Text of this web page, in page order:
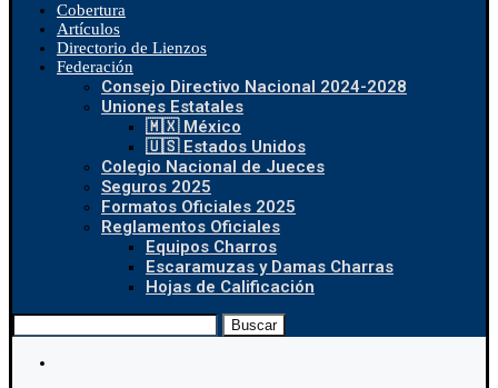
Cobertura
Artículos
Directorio de Lienzos
Federación
Consejo Directivo Nacional 2024-2028
Uniones Estatales
🇲🇽 México
🇺🇸 Estados Unidos
Colegio Nacional de Jueces
Seguros 2025
Formatos Oficiales 2025
Reglamentos Oficiales
Equipos Charros
Escaramuzas y Damas Charras
Hojas de Calificación
Buscar